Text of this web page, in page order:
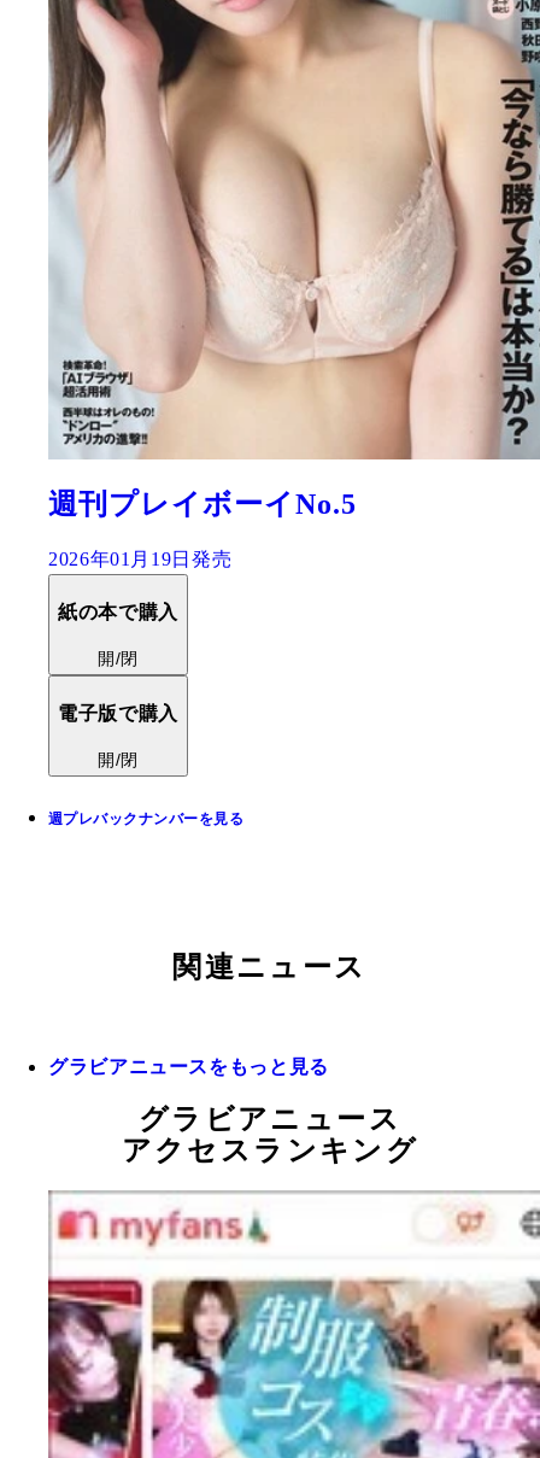
週刊プレイボーイNo.5
2026年01月19日発売
紙の本で購入
開/閉
電子版で購入
開/閉
週プレバックナンバーを見る
関連ニュース
グラビアニュースをもっと見る
グラビアニュース
アクセスランキング